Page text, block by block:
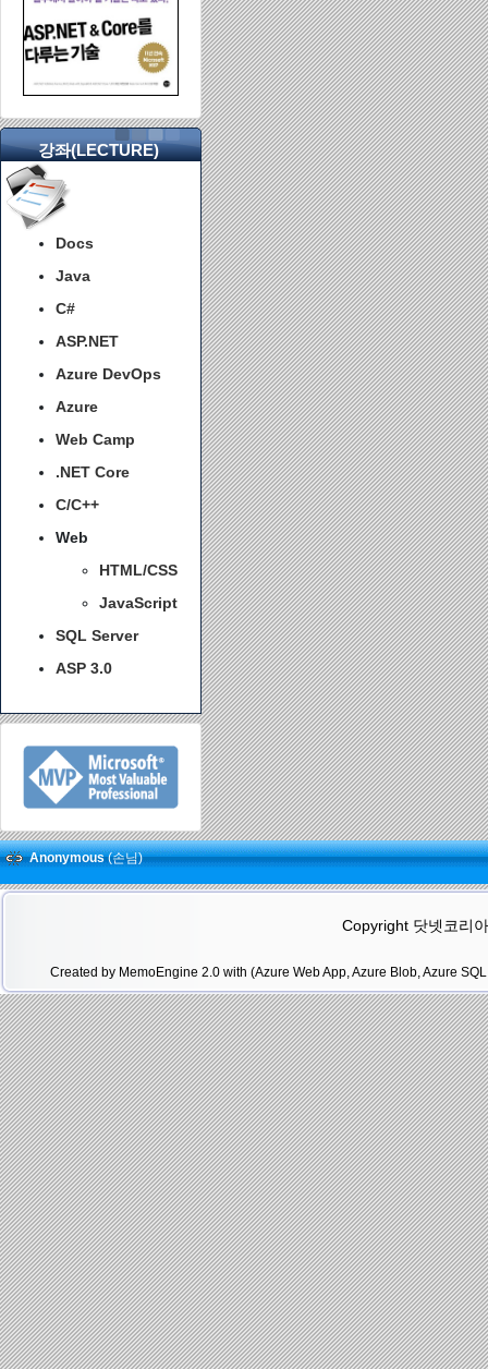
강좌(LECTURE)
Docs
Java
C#
ASP.NET
Azure DevOps
Azure
Web Camp
.NET Core
C/C++
Web
HTML/CSS
JavaScript
SQL Server
ASP 3.0
Anonymous(손님)
Copyright 닷넷코리
Created by MemoEngine 2.0 with (Azure Web App, Azure Blob, Azure